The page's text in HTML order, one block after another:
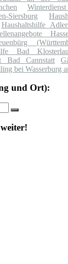
Siersburg
Haushaltshilfe
Bad
Bad Cannstatt
bei Wasserburg
und Ort):
Suchen